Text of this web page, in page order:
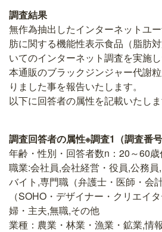
調査結果
無作為抽出したインターネットユ
肪に関する機能性表示食品（脂肪
いてのインターネット調査を実施
本通販のブラックジンジャー代謝
りました事を報告いたします。
以下に回答者の属性を記載いたしま
調査回答者の属性※調査1（調査番
年齢・性別・回答者数n：20～60
職業:会社員,会社経営・役員,公務
バイト,専門職（弁護士・医師・会
（SOHO・デザイナー・クリエイ
婦・主夫,無職,その他
業種：農業・林業・漁業・鉱業,情